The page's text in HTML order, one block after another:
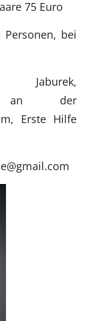
75 Euro
bei
an der
Erste Hilfe